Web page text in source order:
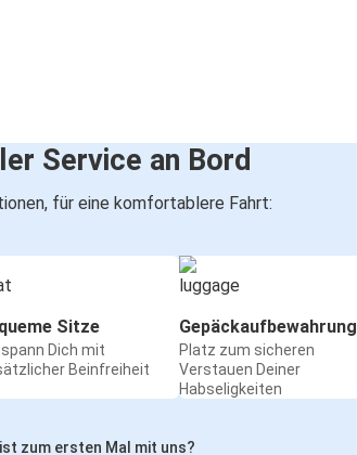
Service an Bord
für eine komfortablere Fahrt:
Sitze
Dich mit
Beinfreiheit
Gepäckaufbewahrung
Platz zum sicheren
Verstauen Deiner
Habseligkeiten
zum ersten Mal mit uns?